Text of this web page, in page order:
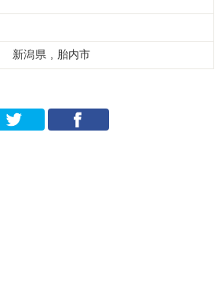
新潟県 , 胎内市